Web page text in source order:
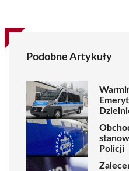
Podobne Artykuły
Policji